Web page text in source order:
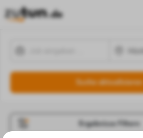
Suche aktualisieren
Ergebnisse Filtern